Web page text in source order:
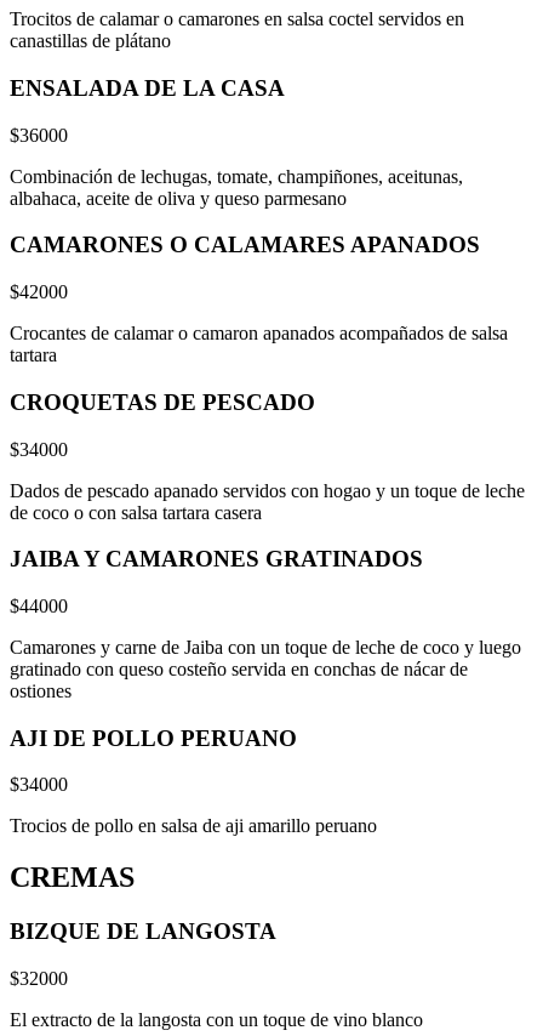
Trocitos de calamar o camarones en salsa coctel servidos en
canastillas de plátano
ENSALADA DE LA CASA
$36000
Combinación de lechugas, tomate, champiñones, aceitunas,
albahaca, aceite de oliva y queso parmesano
CAMARONES O CALAMARES APANADOS
$42000
Crocantes de calamar o camaron apanados acompañados de salsa
tartara
CROQUETAS DE PESCADO
$34000
Dados de pescado apanado servidos con hogao y un toque de leche
de coco o con salsa tartara casera
JAIBA Y CAMARONES GRATINADOS
$44000
Camarones y carne de Jaiba con un toque de leche de coco y luego
gratinado con queso costeño servida en conchas de nácar de
ostiones
AJI DE POLLO PERUANO
$34000
Trocios de pollo en salsa de aji amarillo peruano
CREMAS
BIZQUE DE LANGOSTA
$32000
El extracto de la langosta con un toque de vino blanco